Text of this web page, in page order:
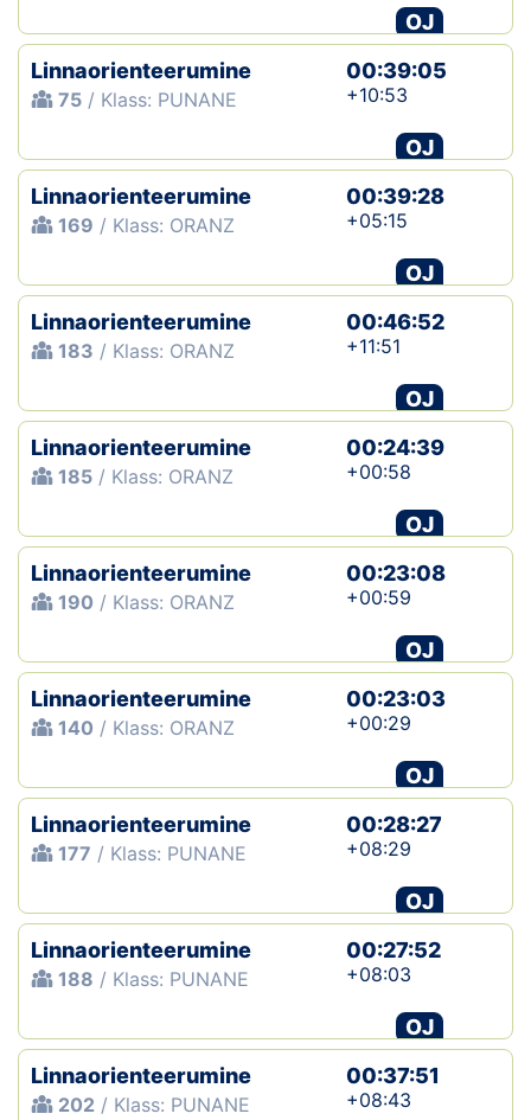
OJ
Linnaorienteerumine
75 / Klass: PUNANE
00:39:05
+10:53
OJ
Linnaorienteerumine
169 / Klass: ORANZ
00:39:28
+05:15
OJ
Linnaorienteerumine
183 / Klass: ORANZ
00:46:52
+11:51
OJ
Linnaorienteerumine
185 / Klass: ORANZ
00:24:39
+00:58
OJ
Linnaorienteerumine
190 / Klass: ORANZ
00:23:08
+00:59
OJ
Linnaorienteerumine
140 / Klass: ORANZ
00:23:03
+00:29
OJ
Linnaorienteerumine
177 / Klass: PUNANE
00:28:27
+08:29
OJ
Linnaorienteerumine
188 / Klass: PUNANE
00:27:52
+08:03
OJ
Linnaorienteerumine
202 / Klass: PUNANE
00:37:51
+08:43